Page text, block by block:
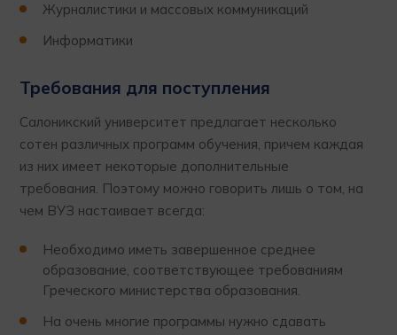
Журналистики и массовых коммуникаций
Информатики
Требования для поступления
Салоникский университет предлагает несколько
сотен различных программ обучения, причем каждая
из них имеет некоторые дополнительные
требования. Поэтому можно говорить лишь о том, на
чем ВУЗ настаивает всегда:
Необходимо иметь завершенное среднее
образование, соответствующее требованиям
Греческого министерства образования.
На очень многие программы нужно сдавать